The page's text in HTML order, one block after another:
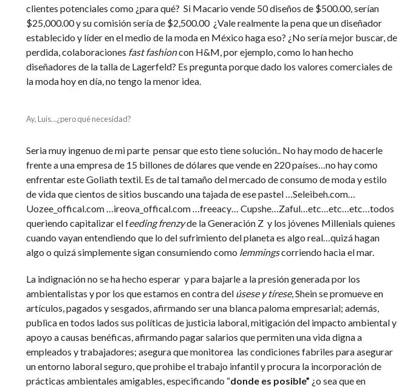
clientes potenciales como ¿para qué? Si Macario vende 50 diseños de $500.00, serían
$25,000.00 y su comisión sería de $2,500.00 ¿Vale realmente la pena que un diseñador
establecido y líder en el medio de la moda en México haga eso? ¿No sería mejor buscar, de
perdida, colaboraciones fast fashioncon H&M, por ejemplo, como lo han hecho
diseñadores de la talla de Lagerfeld? Es pregunta porque dado los valores comerciales de
la moda hoy en día, no tengo la menor idea.
Ay, Luis…¿pero qué necesidad?
Seria muy ingenuo de mi parte pensar que esto tiene solución.. No hay modo de hacerle
frente a una empresa de 15 billones de dólares que vende en 220 países…no hay como
enfrentar este Goliath textil. Es de tal tamaño del mercado de consumo de moda y estilo
de vida que cientos de sitios buscando una tajada de ese pastel …Seleibeh.com…
Uozee_offical.com …ireova_offical.com …freeacy… Cupshe…Zaful…etc…etc…etc…todos
queriendo capitalizar el feeding frenzyde la Generación Z y los jóvenes Millenials quienes
cuando vayan entendiendo que lo del sufrimiento del planeta es algo real…quizá hagan
algo o quizá simplemente sigan consumiendo como lemmingscorriendo hacia el mar.
La indignación no se ha hecho esperar y para bajarle a la presión generada por los
ambientalistas y por los que estamos en contra del úsese y tírese, Shein se promueve en
artículos, pagados y sesgados, afirmando ser una blanca paloma empresarial; además,
publica en todos lados sus políticas de justicia laboral, mitigación del impacto ambiental y
apoyo a causas benéficas, afirmando pagar salarios que permiten una vida digna a
empleados y trabajadores; asegura que monitorea las condiciones fabriles para asegurar
un entorno laboral seguro, que prohibe el trabajo infantil y procura la incorporación de
prácticas ambientales amigables, especificando “donde es posible” ¿o sea que en